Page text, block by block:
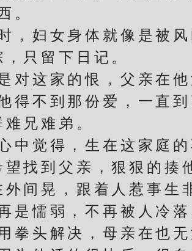
。
妇女身体就像是被风
只留下日记。
这家的恨，父亲在他
得不到那份爱，一直
兄难弟。
觉得，生在这家庭的
找到父亲，狠狠的揍
晃，跟着人惹事生
是懦弱，不再被人冷
拳头解决，母亲在也无